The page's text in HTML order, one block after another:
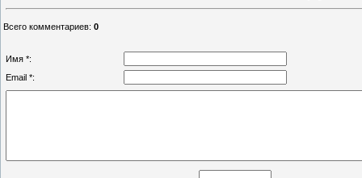
Всего комментариев: 0
Имя *:
Email *: